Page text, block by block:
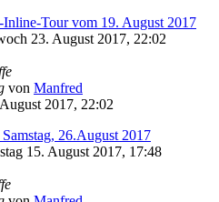
Tour vom 19. August 2017
23. August 2017, 22:02
von Manfred
2017, 22:02
26.August 2017
15. August 2017, 17:48